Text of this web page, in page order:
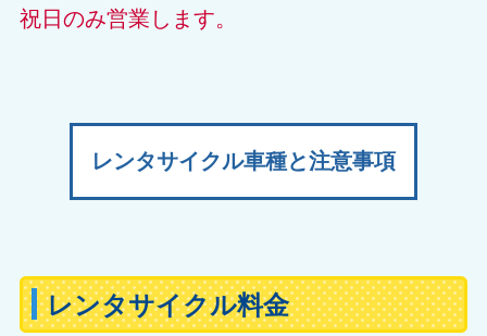
祝日のみ営業します。
レンタサイクル車種と注意事項
レンタサイクル料金